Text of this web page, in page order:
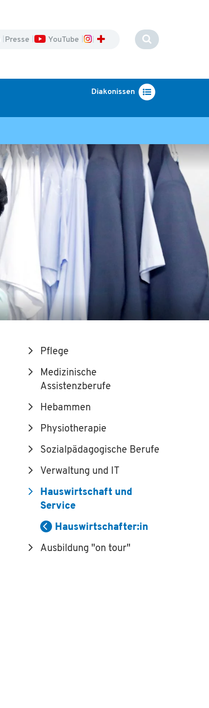
Presse YouTube
Diakonissen
Pflege
Medizinische
Assistenzberufe
Hebammen
Physiotherapie
Sozialpädagogische Berufe
Verwaltung und IT
Hauswirtschaft und
Service
Hauswirtschafter:in
Ausbildung "on tour"